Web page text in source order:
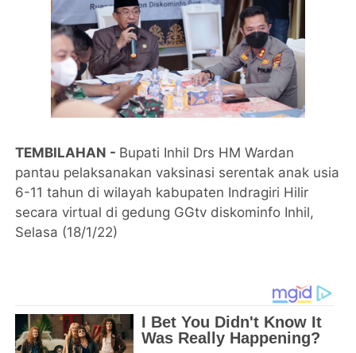
TEMBILAHAN - Bupati Inhil Drs HM Wardan
pantau pelaksanakan vaksinasi serentak anak usia
6-11 tahun di wilayah kabupaten Indragiri Hilir
secara virtual di gedung GGtv diskominfo Inhil,
Selasa (18/1/22)